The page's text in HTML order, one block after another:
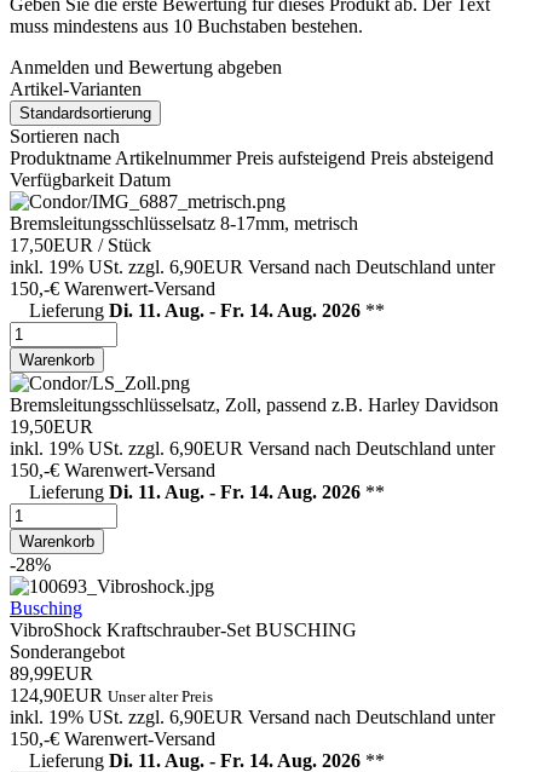
muss mindestens aus 10 Buchstaben bestehen.
Anmelden und Bewertung abgeben
Artikel-Varianten
Standardsortierung
Sortieren nach
Produktname Artikelnummer Preis aufsteigend Preis absteigend
Verfügbarkeit Datum
Bremsleitungsschlüsselsatz 8-17mm, metrisch
17,50EUR / Stück
inkl. 19% USt. zzgl. 6,90EUR Versand nach Deutschland unter
150,-€ Warenwert-Versand
Lieferung Di. 11. Aug. - Fr. 14. Aug. 2026 **
Warenkorb
Bremsleitungsschlüsselsatz, Zoll, passend z.B. Harley Davidson
19,50EUR
inkl. 19% USt. zzgl. 6,90EUR Versand nach Deutschland unter
150,-€ Warenwert-Versand
Lieferung Di. 11. Aug. - Fr. 14. Aug. 2026 **
Warenkorb
-28%
Busching
VibroShock Kraftschrauber-Set BUSCHING
Sonderangebot
89,99EUR
124,90EUR Unser alter Preis
inkl. 19% USt. zzgl. 6,90EUR Versand nach Deutschland unter
150,-€ Warenwert-Versand
Lieferung Di. 11. Aug. - Fr. 14. Aug. 2026 **